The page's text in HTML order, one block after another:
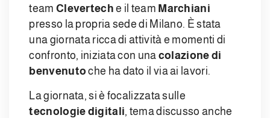
team Clevertech e il team Marchiani
presso la propria sede di Milano. È stata
una giornata ricca di attività e momenti di
confronto, iniziata con una colazione di
benvenuto che ha dato il via ai lavori.
La giornata, si è focalizzata sulle
tecnologie digitali, tema discusso anche